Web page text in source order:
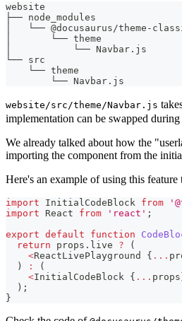
website
├── node_modules
│   └── @docusaurus/theme-
│       └── theme
│           └── Navbar.js
└── src
    └── theme
        └── Navbar.js
website/src/theme/Navbar.js
implementation can be swapped
We already talked about how the
importing the component from the
Here's an example of using this feature
import InitialCodeBlock from
import
React from 'react' ;
export default function
return props . live ?
(
<ReactLivePlayground { ...
)
:
(
<InitialCodeBlock { ... props
) ;
}